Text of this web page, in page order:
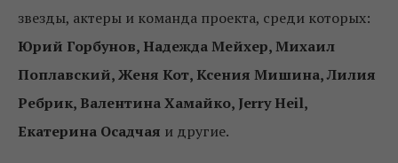
звезды, актеры и команда проекта, среди которых:
Юрий Горбунов, Надежда Мейхер, Михаил
Поплавский, Женя Кот, Ксения Мишина, Лилия
Ребрик, Валентина Хамайко, Jerry Heil,
Екатерина Осадчая и другие.